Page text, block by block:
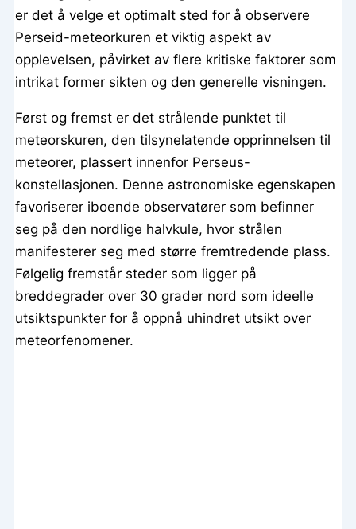
er det å velge et optimalt sted for å observere
Perseid-meteorkuren et viktig aspekt av
opplevelsen, påvirket av flere kritiske faktorer som
intrikat former sikten og den generelle visningen.
Først og fremst er det strålende punktet til
meteorskuren, den tilsynelatende opprinnelsen til
meteorer, plassert innenfor Perseus-
konstellasjonen. Denne astronomiske egenskapen
favoriserer iboende observatører som befinner
seg på den nordlige halvkule, hvor strålen
manifesterer seg med større fremtredende plass.
Følgelig fremstår steder som ligger på
breddegrader over 30 grader nord som ideelle
utsiktspunkter for å oppnå uhindret utsikt over
meteorfenomener.